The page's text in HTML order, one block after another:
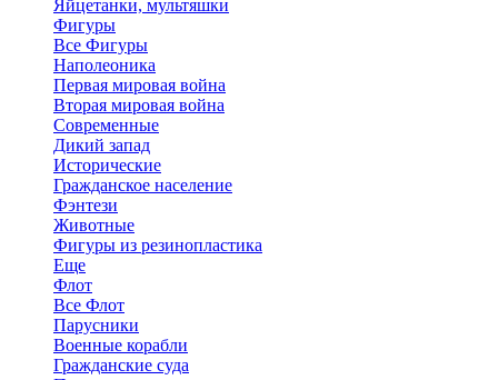
Яйцетанки, мультяшки
Фигуры
Все Фигуры
Наполеоника
Первая мировая война
Вторая мировая война
Современные
Дикий запад
Исторические
Гражданское население
Фэнтези
Животные
Фигуры из резинопластика
Еще
Флот
Все Флот
Парусники
Военные корабли
Гражданские суда